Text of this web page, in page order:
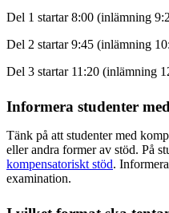
Del 1 startar 8:00 (inlämning
Del 2 startar 9:45 (inlämning
Del 3 startar 11:20 (inlämning
Informera studenter
Tänk på att studenter med
eller andra former av stöd. På
kompensatoriskt stöd.
examination.